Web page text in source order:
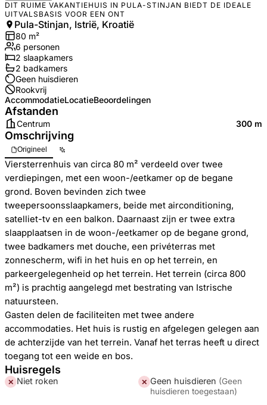
DIT RUIME VAKANTIEHUIS IN PULA-STINJAN BIEDT DE IDEALE
UITVALSBASIS VOOR EEN ONT
Pula-Stinjan, Istrië, Kroatië
80 m²
6 personen
2 slaapkamers
2 badkamers
Geen huisdieren
Rookvrij
AccommodatieLocatieBeoordelingen
Afstanden
Centrum 300 m
Omschrijving
Origineel
Viersterrenhuis van circa 80 m² verdeeld over twee
verdiepingen, met een woon-/eetkamer op de begane
grond. Boven bevinden zich twee
tweepersoonsslaapkamers, beide met airconditioning,
satelliet-tv en een balkon. Daarnaast zijn er twee extra
slaapplaatsen in de woon-/eetkamer op de begane grond,
twee badkamers met douche, een privéterras met
zonnescherm, wifi in het huis en op het terrein, en
parkeergelegenheid op het terrein. Het terrein (circa 800
m²) is prachtig aangelegd met bestrating van Istrische
natuursteen.
Gasten delen de faciliteiten met twee andere
accommodaties. Het huis is rustig en afgelegen gelegen aan
de achterzijde van het terrein. Vanaf het terras heeft u direct
toegang tot een weide en bos.
Huisregels
✕ Niet roken ✕ Geen huisdieren (Geen
huisdieren toegestaan)